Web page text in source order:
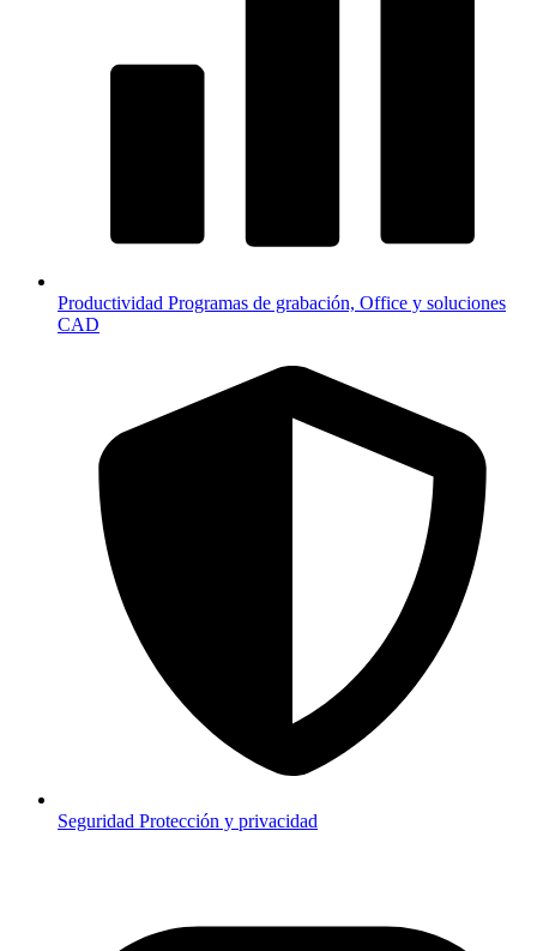
Productividad Programas de grabación, Office y soluciones
CAD
Seguridad Protección y privacidad